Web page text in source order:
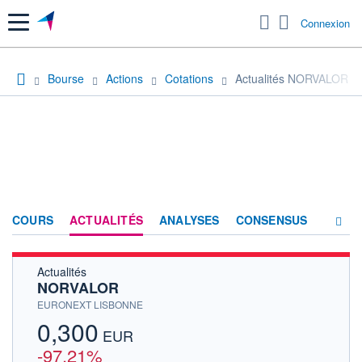
Menu Connexion
Bourse Actions Cotations Actualités NORVALOR
COURS ACTUALITÉS ANALYSES CONSENSUS
Actualités
NORVALOR
EURONEXT LISBONNE
0,300 EUR
-97,21%